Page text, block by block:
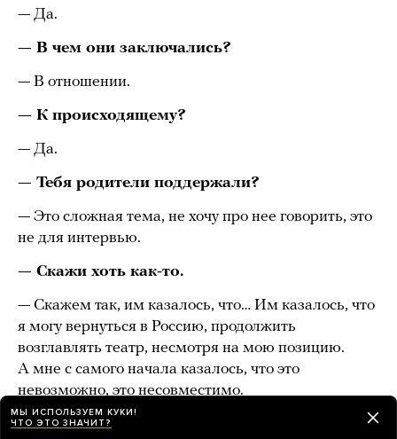
— Да.
— В чем они заключались?
— В отношении.
— К происходящему?
— Да.
— Тебя родители поддержали?
— Это сложная тема, не хочу про нее говорить, это
не для интервью.
— Скажи хоть как-то.
— Скажем так, им казалось, что… Им казалось, что
я могу вернуться в Россию, продолжить
возглавлять театр, несмотря на мою позицию.
А мне с самого начала казалось, что это
невозможно, это несовместимо.
— Ты понимал, что это и по ним шарахнет?
МЫ ИСПОЛЬЗУЕМ КУКИ!
ЧТО ЭТО ЗНАЧИТ?